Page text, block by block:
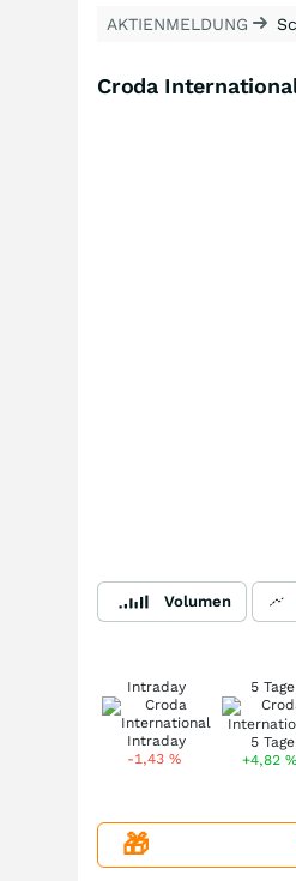
AKTIENMELDUNG
Croda
Volumen
Intraday
-1,43%
5 Tage
+4,82%
🎁